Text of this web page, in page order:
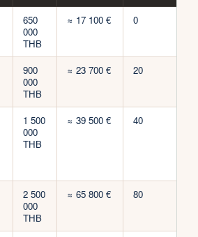
650
000
THB
≈ 17 100 € 0
900
000
THB
≈ 23 700 € 20
1 500
000
THB
≈ 39 500 € 40
2 500
000
THB
≈ 65 800 € 80